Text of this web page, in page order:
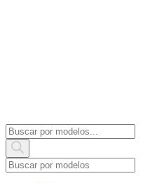
Products
search